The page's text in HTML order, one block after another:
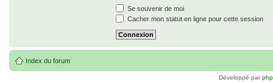
Se souvenir de moi
Cacher mon statut en ligne pour cette session
Index du forum
Développé par